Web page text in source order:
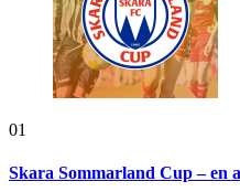
01
Skara Sommarland Cup – en